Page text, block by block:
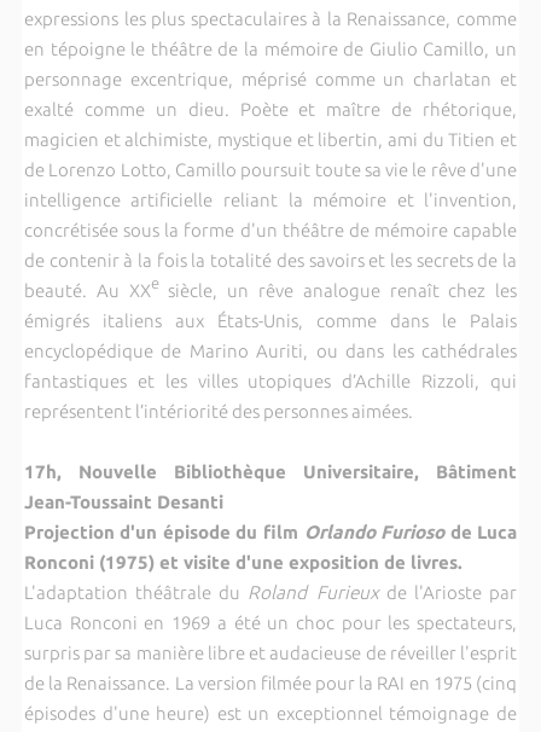
expressions les plus spectaculaires à la Renaissance, comme
en tépoigne le théâtre de la mémoire de Giulio Camillo, un
personnage excentrique, méprisé comme un charlatan et
exalté comme un dieu. Poète et maître de rhétorique,
magicien et alchimiste, mystique et libertin, ami du Titien et
de Lorenzo Lotto, Camillo poursuit toute sa vie le rêve d'une
intelligence artificielle reliant la mémoire et l'invention,
concrétisée sous la forme d'un théâtre de mémoire capable
de contenir à la fois la totalité des savoirs et les secrets de la
beauté. Au XXesiècle, un rêve analogue renaît chez les
émigrés italiens aux États-Unis, comme dans le Palais
encyclopédique de Marino Auriti, ou dans les cathédrales
fantastiques et les villes utopiques d’Achille Rizzoli, qui
représentent l’intériorité des personnes aimées.
17h, Nouvelle Bibliothèque Universitaire, Bâtiment
Jean-Toussaint Desanti
Projection d'un épisode du film Orlando Furiosode Luca
Ronconi (1975) et visite d'une exposition de livres.
L'adaptation théâtrale du Roland Furieuxde l'Arioste par
Luca Ronconi en 1969 a été un choc pour les spectateurs,
surpris par sa manière libre et audacieuse de réveiller l'esprit
de la Renaissance. La version filmée pour la RAI en 1975 (cinq
épisodes d'une heure) est un exceptionnel témoignage de